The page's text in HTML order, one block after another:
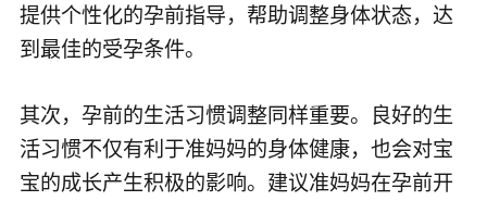
提供个性化的孕前指导，帮助调整身体状态，达
到最佳的受孕条件。
其次，孕前的生活习惯调整同样重要。良好的生
活习惯不仅有利于准妈妈的身体健康，也会对宝
宝的成长产生积极的影响。建议准妈妈在孕前开